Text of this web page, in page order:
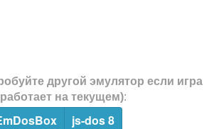
другой эмулятор если игра
на текущем):
js-dos 8